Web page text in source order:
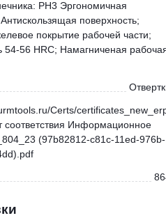
PH3 Эргономичная
Антискользящая поверхность;
покрытие рабочей части;
54-56 HRC; Намагниченая
Certs/
соответствия Информационное
(97b82812-c81c-11ed-976b-